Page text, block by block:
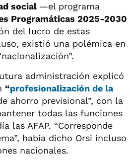
social —el programa
Programáticas 2025-2030
del lucro de estas
existió una polémica en
administración explicó
“profesionalización de la
ahorro previsional”, con la
todas las funciones
las AFAP. “Corresponde
había dicho Orsi incluso
nacionales.